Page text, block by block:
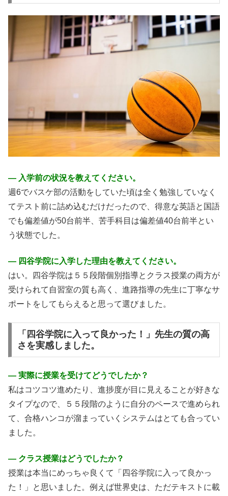
― 入学前の状況を教えてください。
週6でバスケ部の活動をしていた頃は全く勉強していなく
てテスト前に詰め込むだけだったので、得意な英語と国語
でも偏差値が50台前半、苦手科目は偏差値40台前半とい
う状態でした。
― 四谷学院に入学した理由を教えてください。
はい。四谷学院は５５段階個別指導とクラス授業の両方が
受けられて自習室の質も高く、進路指導の先生に丁寧なサ
ポートをしてもらえると思って選びました。
「四谷学院に入って良かった！」先生の質の高
さを実感しました。
― 実際に授業を受けてどうでしたか？
私はコツコツ進めたり、進捗度が目に見えることが好きな
タイプなので、５５段階のように自分のペースで進められ
て、合格ハンコが溜まっていくシステムはとても合ってい
ました。
― クラス授業はどうでしたか？
授業は本当にめっちゃ良くて「四谷学院に入って良かっ
た！」と思いました。例えば世界史は、ただテキストに載